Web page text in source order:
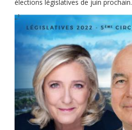
élections législatives de juin prochain.